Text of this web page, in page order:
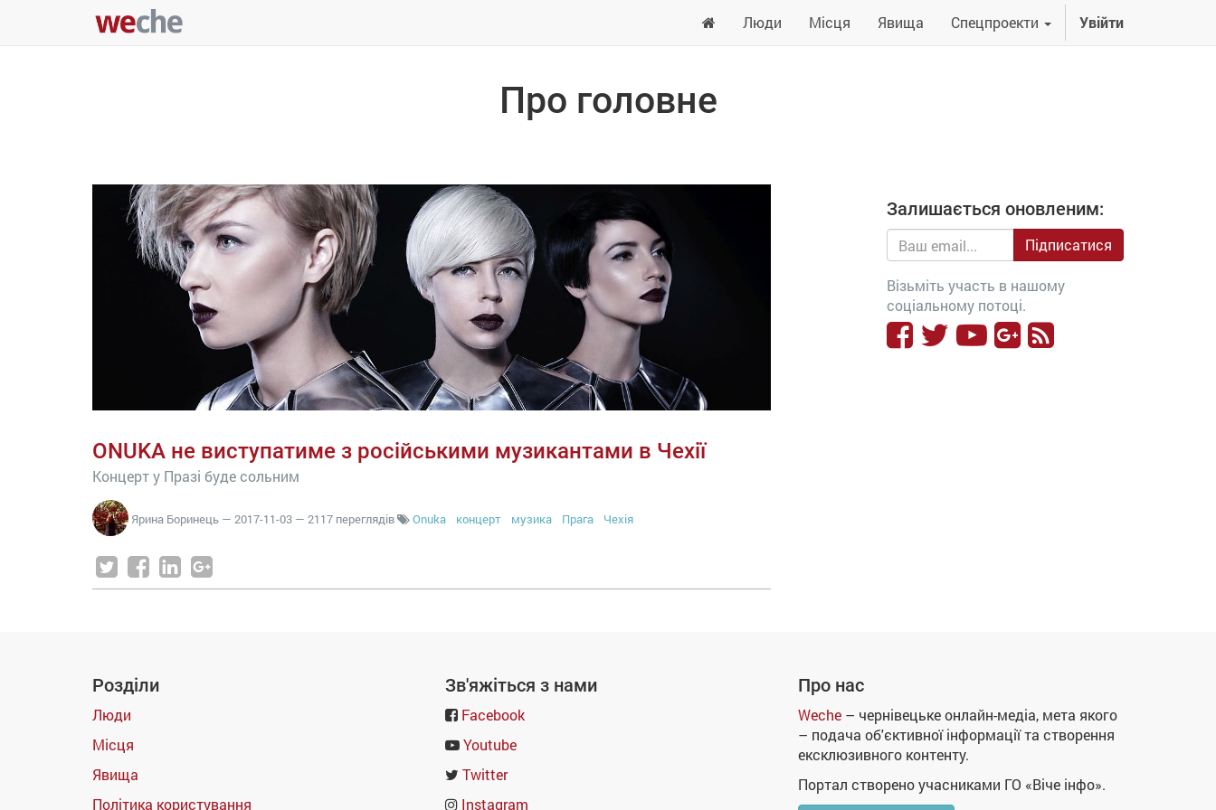
Люди Місця Явища Спецпроекти Увійти
Про головне
ONUKA не виступатиме з російськими музикантами в Чехії
Концерт у Празі буде сольним
Ярина Боринець — 2017-11-03 — 2117 переглядів Onuka концерт музика Прага Чехія
Залишається оновленим:
Підписатися
Візьміть участь в нашому
соціальному потоці.
Розділи
Люди
Місця
Явища
Політика користування
Зв'яжіться з нами
Facebook
Youtube
Twitter
Instagram
Про нас
Weche – чернівецьке онлайн-медіа, мета якого
– подача об'єктивної інформації та створення
ексклюзивного контенту.
Портал створено учасниками ГО «Віче інфо».